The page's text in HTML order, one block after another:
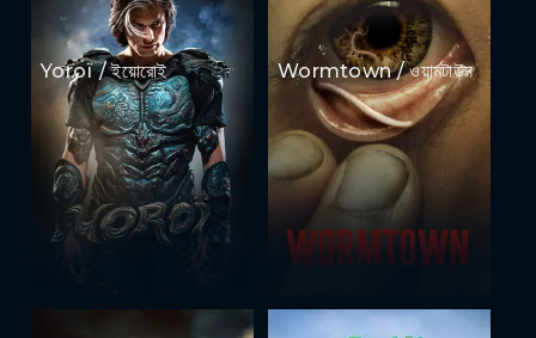
Yoroï / ইয়োরোই Wormtown / ওয়ার্মটাউন